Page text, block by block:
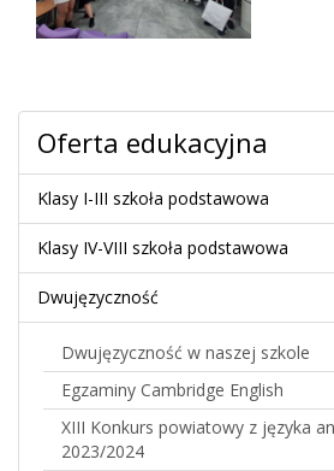
Oferta edukacyjna
Klasy I-III szkoła podstawowa
Klasy IV-VIII szkoła podstawowa
Dwujęzyczność
Dwujęzyczność w naszej szkole
Egzaminy Cambridge English
XIII Konkurs powiatowy z języka
2023/2024